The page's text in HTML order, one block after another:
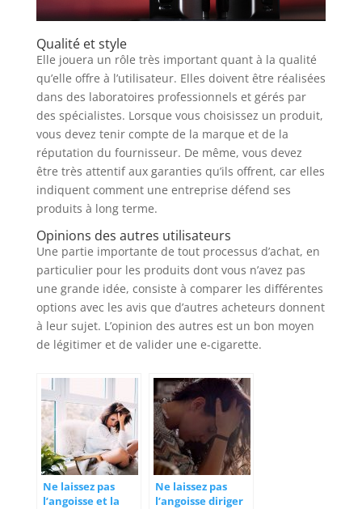
Qualité et style
Elle jouera un rôle très important quant à la qualité
qu’elle offre à l’utilisateur. Elles doivent être réalisées
dans des laboratoires professionnels et gérés par
des spécialistes. Lorsque vous choisissez un produit,
vous devez tenir compte de la marque et de la
réputation du fournisseur. De même, vous devez
être très attentif aux garanties qu’ils offrent, car elles
indiquent comment une entreprise défend ses
produits à long terme.
Opinions des autres utilisateurs
Une partie importante de tout processus d’achat, en
particulier pour les produits dont vous n’avez pas
une grande idée, consiste à comparer les différentes
options avec les avis que d’autres acheteurs donnent
à leur sujet. L’opinion des autres est un bon moyen
de légitimer et de valider une e-cigarette.
Ne laissez pas
l’angoisse et la
Ne laissez pas
l’angoisse diriger